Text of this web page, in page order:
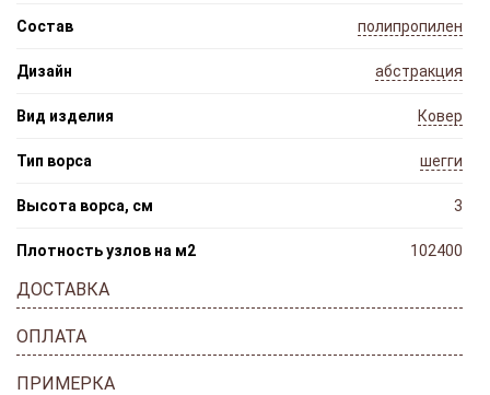
Состав полипропилен
Дизайн абстракция
Вид изделия Ковер
Тип ворса шегги
Высота ворса, см 3
Плотность узлов на м2 102400
ДОСТАВКА
ОПЛАТА
ПРИМЕРКА